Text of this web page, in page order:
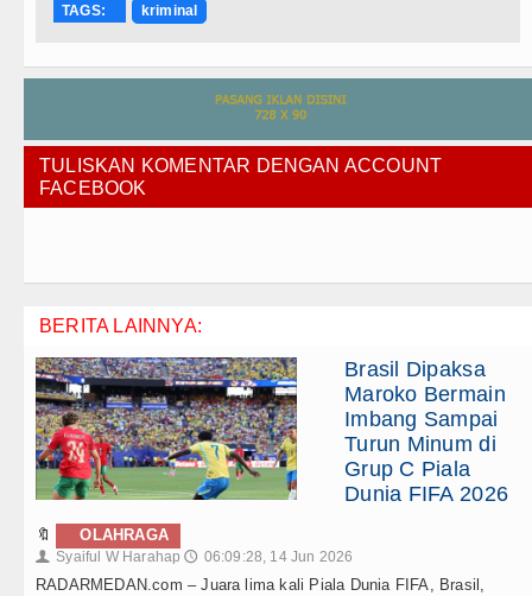
TAGS:
kriminal
TULISKAN KOMENTAR DENGAN ACCOUNT
FACEBOOK
BERITA LAINNYA:
Brasil Dipaksa
Maroko Bermain
Imbang Sampai
Turun Minum di
Grup C Piala
Dunia FIFA 2026
🔖 OLAHRAGA
👤 Syaiful W Harahap 🕔 06:09:28, 14 Jun 2026
RADARMEDAN.com – Juara lima kali Piala Dunia FIFA, Brasil,